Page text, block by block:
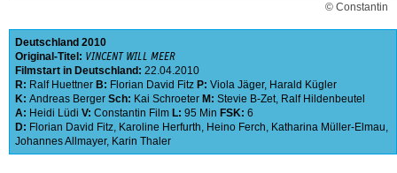
© Constantin
Deutschland 2010
Original-Titel: VINCENT WILL MEER
Filmstart in Deutschland: 22.04.2010
R: Ralf Huettner B: Florian David Fitz P: Viola Jäger, Harald Kügler
K: Andreas Berger Sch: Kai Schroeter M: Stevie B-Zet, Ralf Hildenbeutel
A: Heidi Lüdi V: Constantin Film L: 95 Min FSK: 6
D: Florian David Fitz, Karoline Herfurth, Heino Ferch, Katharina Müller-Elmau,
Johannes Allmayer, Karin Thaler